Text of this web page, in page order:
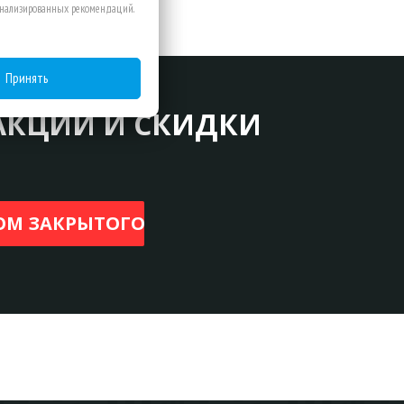
И СКИДКИ
рекомендаций.
Принять